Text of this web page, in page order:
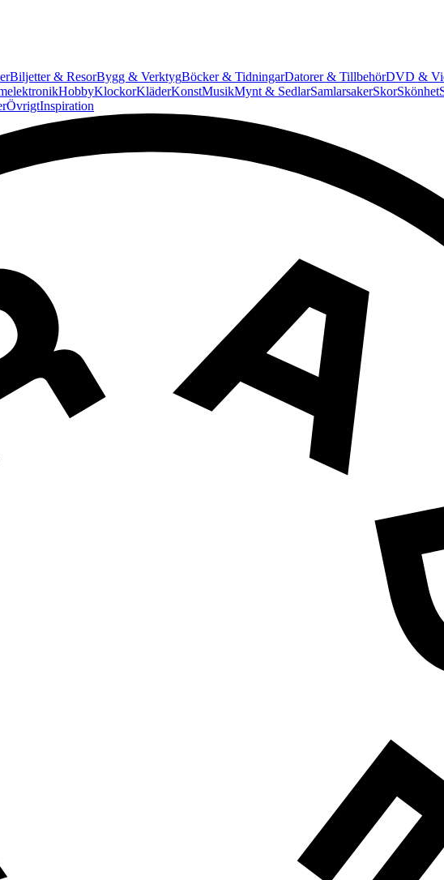
Biljetter & ResorBygg & VerktygBöcker & TidningarDatorer & TillbehörDVD &
HobbyKlockorKläderKonstMusikMynt & SedlarSamlarsakerSkorSkönhet
ÖvrigtInspiration